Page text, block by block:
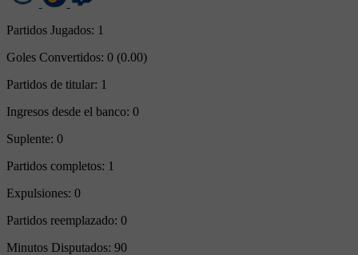
Partidos Jugados: 1
Goles Convertidos: 0 (0.00)
Partidos de titular: 1
Ingresos desde el banco: 0
Suplente: 0
Partidos completos: 1
Expulsiones: 0
Partidos reemplazado: 0
Minutos Disputados: 90